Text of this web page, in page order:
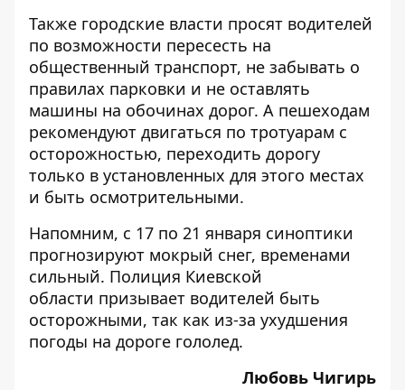
Также городские власти просят водителей
по возможности пересесть на
общественный транспорт, не забывать о
правилах парковки и не оставлять
машины на обочинах дорог. А пешеходам
рекомендуют двигаться по тротуарам с
осторожностью, переходить дорогу
только в установленных для этого местах
и быть осмотрительными.
Напомним, с 17 по 21 января синоптики
прогнозируют мокрый снег, временами
сильный. Полиция Киевской
области призывает водителей быть
осторожными, так как из-за ухудшения
погоды на дороге гололед.
Любовь Чигирь